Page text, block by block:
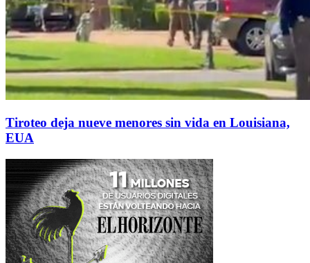
Tiroteo deja nueve menores sin vida en Louisiana,
EUA